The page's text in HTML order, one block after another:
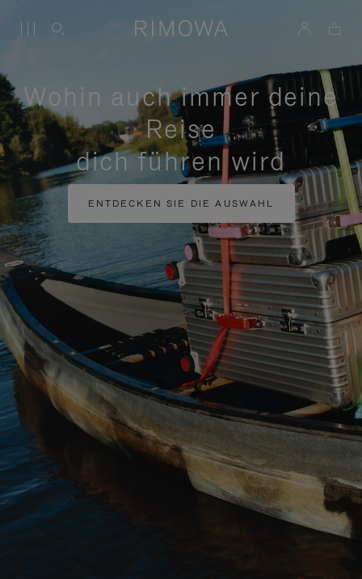
Wohin auch immer deine
Reise
dich führen wird
ENTDECKEN SIE DIE AUSWAHL